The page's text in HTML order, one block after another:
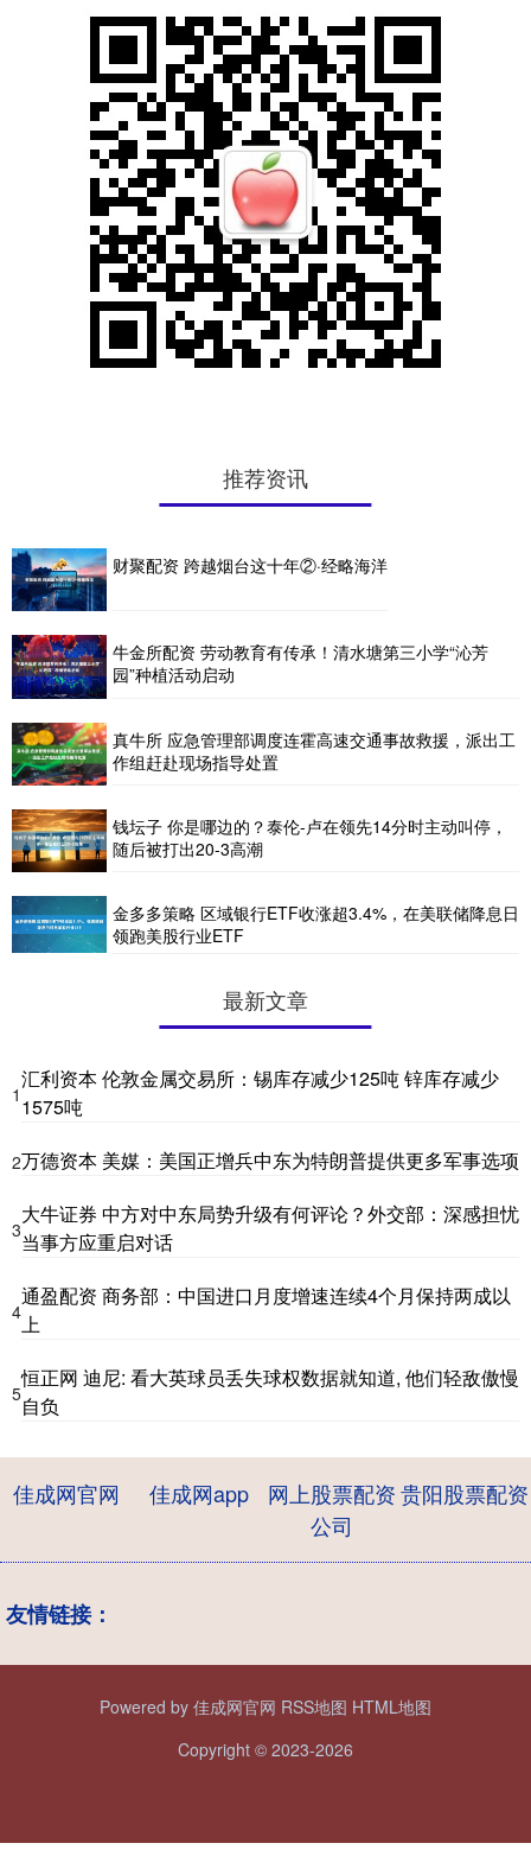
推荐资讯
财聚配资 跨越烟台这十年②·经略海洋
牛金所配资 劳动教育有传承！清水塘第三小学“沁芳
园”种植活动启动
真牛所 应急管理部调度连霍高速交通事故救援，派出工
作组赶赴现场指导处置
钱坛子 你是哪边的？泰伦-卢在领先14分时主动叫停，
随后被打出20-3高潮
金多多策略 区域银行ETF收涨超3.4%，在美联储降息日
领跑美股行业ETF
最新文章
1
汇利资本 伦敦金属交易所：锡库存减少125吨 锌库存减少
1575吨
2万德资本 美媒：美国正增兵中东为特朗普提供更多军事选项
3
大牛证券 中方对中东局势升级有何评论？外交部：深感担忧
当事方应重启对话
4
通盈配资 商务部：中国进口月度增速连续4个月保持两成以
上
5
恒正网 迪尼: 看大英球员丢失球权数据就知道, 他们轻敌傲慢
自负
佳成网官网 佳成网app
网上股票配资
公司
贵阳股票配资
友情链接：
Powered by 佳成网官网 RSS地图 HTML地图
Copyright © 2023-2026